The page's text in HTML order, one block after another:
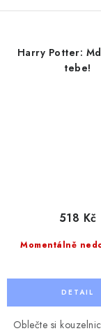
Harry Potter:
tebe!
Momentálně
518 Kč
Oblečte si